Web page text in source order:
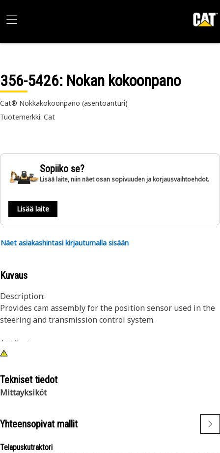
356-5426: Nokan kokoonpano
Cat® Nokkakokoonpano (asentoanturi)
Tuotemerkki: Cat
Sopiiko se?
Lisää laite, niin näet osan sopivuuden ja korjausvaihtoehdot.
Lisää laite
Näet asiakashintasi kirjautumalla sisään
Kuvaus
Description:
Provides cam assembly for the position sensor used in the
steering and transmission control system.
Attributes:
• Steel cam with dowel and shaft
• Shaft Length: 152.4 mm (6.000 in)
Dealer for more information.
Tekniset tiedot
Mittayksiköt
Yhteensopivat mallit
Telapuskutraktori